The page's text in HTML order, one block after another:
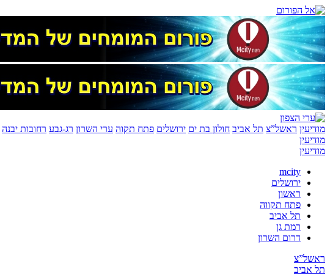
מודיעין ראשל”צ תל אביב חולון בת ים ירושלים פתח תקוה ערי השרון רג-גבע רחובות יבנה
מודיעין
מודיעין
mcity
ירושלים
ראשון
פתח תקווה
תל אביב
רמת גן
דרום השרון
ראשל”צ
תל אביב